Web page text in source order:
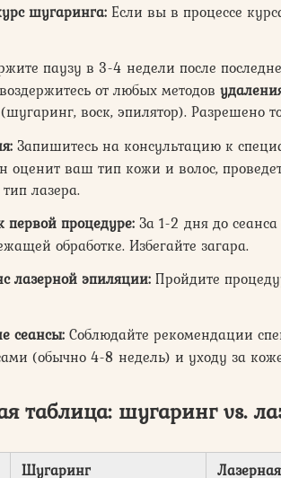
шугаринга: Если вы в процессе
паузу в 3-4 недели после
от любых методов
воск, эпилятор). Разрешено
Запишитесь на консультацию к
оценит ваш тип кожи и волос,
лазера.
первой процедуре: За 1-2 дня до
обработке. Избегайте загара.
лазерной эпиляции: Пройдите
сеансы: Соблюдайте рекомендации
(обычно 4-8 недель) и уходу за
таблица: шугаринг vs.
Шугаринг